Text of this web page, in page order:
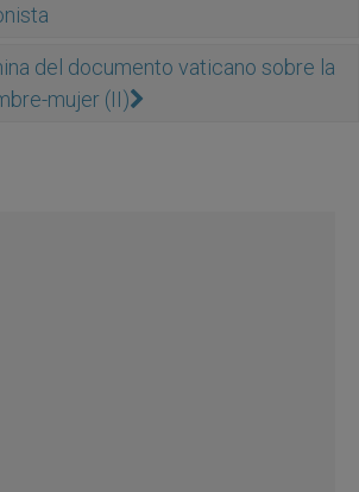
del documento vaticano sobre la
mujer (II)